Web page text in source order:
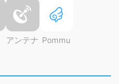
アンテナ Pommu